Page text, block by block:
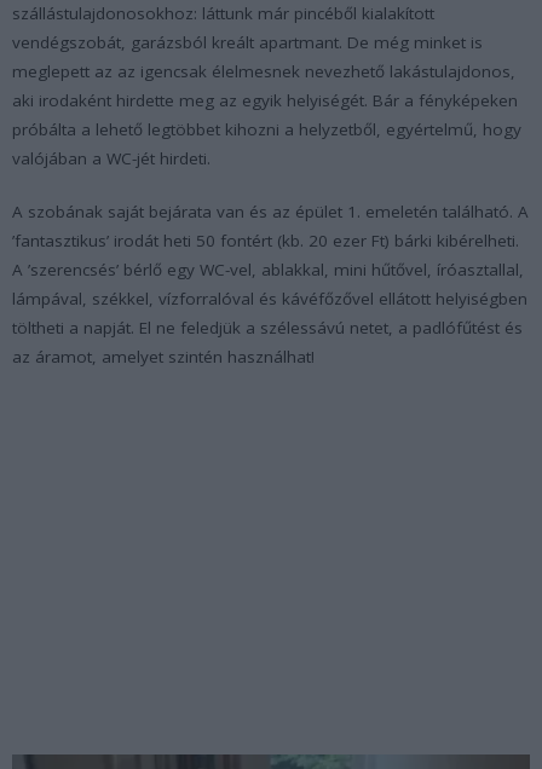
szállástulajdonosokhoz: láttunk már pincéből kialakított
vendégszobát, garázsból kreált apartmant. De még minket is
meglepett az az igencsak élelmesnek nevezhető lakástulajdonos,
aki irodaként hirdette meg az egyik helyiségét. Bár a fényképeken
próbálta a lehető legtöbbet kihozni a helyzetből, egyértelmű, hogy
valójában a WC-jét hirdeti.
A szobának saját bejárata van és az épület 1. emeletén található. A
’fantasztikus’ irodát heti 50 fontért (kb. 20 ezer Ft) bárki kibérelheti.
A ’szerencsés’ bérlő egy WC-vel, ablakkal, mini hűtővel, íróasztallal,
lámpával, székkel, vízforralóval és kávéfőzővel ellátott helyiségben
töltheti a napját. El ne feledjük a szélessávú netet, a padlófűtést és
az áramot, amelyet szintén használhat!